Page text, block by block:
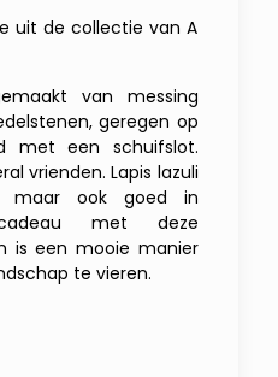
uit de collectie van A
van messing
geregen op
met een schuifslot.
vrienden. Lapis lazuli
maar ook goed in
met deze
is een mooie manier
te vieren.